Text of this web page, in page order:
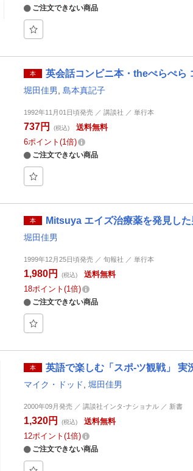
ご注文できない商品
本 英会話コンビニ本・theぺらぺら
堀田佳男 島本真記子
1992年11月01日頃発売 ／ 講談社 ／ 単行本
737円 (税込)
送料無料
6ポイント 1倍
ご注文できない商品
本 Mitsuya エイズ治療薬を発見した
堀田佳男
1999年12月25日頃発売 ／ 旬報社 ／ 単行本
1,980円 (税込)
送料無料
18ポイント 1倍
ご注文できない商品
本 英語で楽しむ「スポ-ツ観戦」
マイク・ドッド 堀田佳男
2000年09月発売 ／ 講談社インタ-ナショナル ／ 新書
1,320円 (税込)
送料無料
12ポイント 1倍
ご注文できない商品